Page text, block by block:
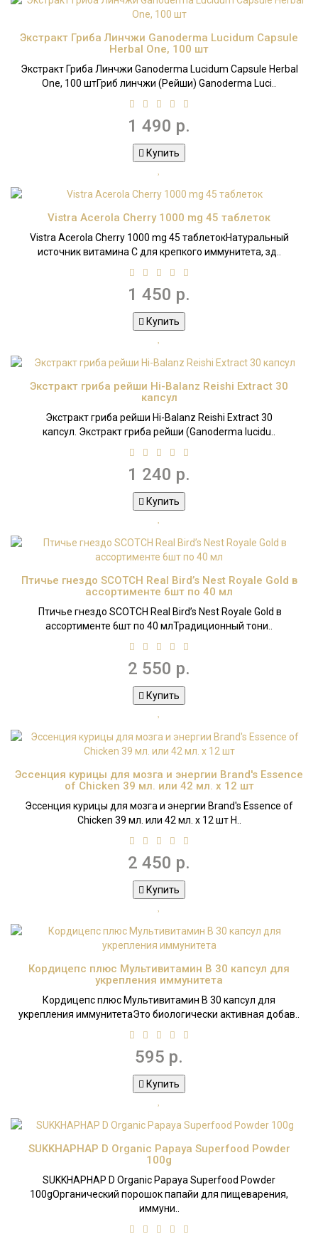
Экстракт Гриба Линчжи Ganoderma Lucidum Capsule
Herbal One, 100 шт
Экстракт Гриба Линчжи Ganoderma Lucidum Capsule Herbal
One, 100 штГриб линчжи (Рейши) Ganoderma Luci..
1 490 р.
Купить
Vistra Acerola Cherry 1000 mg 45 таблеток
Vistra Acerola Cherry 1000 mg 45 таблетокНатуральный
источник витамина C для крепкого иммунитета, зд..
1 450 р.
Купить
Экстракт гриба рейши Hi-Balanz Reishi Extract 30
капсул
Экстракт гриба рейши Hi-Balanz Reishi Extract 30
капсул. Экстракт гриба рейши (Ganoderma lucidu..
1 240 р.
Купить
Птичье гнездо SCOTCH Real Bird’s Nest Royale Gold в
ассортименте 6шт по 40 мл
Птичье гнездо SCOTCH Real Bird’s Nest Royale Gold в
ассортименте 6шт по 40 млТрадиционный тони..
2 550 р.
Купить
Эссенция курицы для мозга и энергии Brand's Essence
of Chicken 39 мл. или 42 мл. x 12 шт
Эссенция курицы для мозга и энергии Brand's Essence of
Chicken 39 мл. или 42 мл. x 12 шт Н..
2 450 р.
Купить
Кордицепс плюс Мультивитамин B 30 капсул для
укрепления иммунитета
Кордицепс плюс Мультивитамин B 30 капсул для
укрепления иммунитетаЭто биологически активная добав..
595 р.
Купить
SUKKHAPHAP D Organic Papaya Superfood Powder
100g
SUKKHAPHAP D Organic Papaya Superfood Powder
100gОрганический порошок папайи для пищеварения,
иммуни..